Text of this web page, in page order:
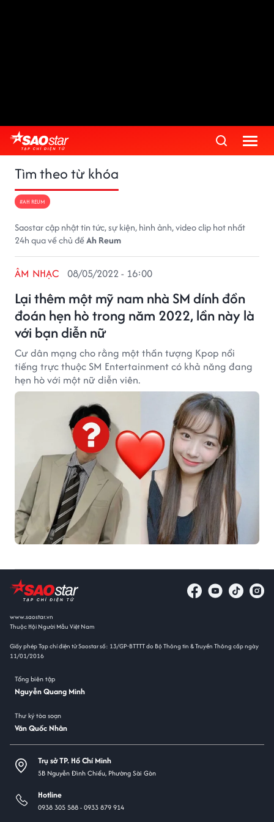
Tìm theo từ khóa
#AH REUM
Saostar cập nhật tin tức, sự kiện, hình ảnh, video clip hot nhất
24h qua về chủ đềAh Reum
Lại thêm một mỹ nam nhà SM dính đồn
đoán hẹn hò trong năm 2022, lần này là
với bạn diễn nữ
ÂM NHẠC 08/05/2022 - 16:00
Cư dân mạng cho rằng một thần tượng Kpop nổi
tiếng trực thuộc SM Entertainment có khả năng đang
hẹn hò với một nữ diễn viên.
www.saostar.vn
Thuộc Hội Người Mẫu Việt Nam
Giấy phép Tạp chí điện tử Saostar số: 13/GP-BTTTT do Bộ Thông tin & Truyền Thông cấp ngày
11/01/2016
Tổng biên tập
Nguyễn Quang Minh
Thư ký tòa soạn
Văn Quốc Nhân
Trụ sở TP. Hồ Chí Minh
5B Nguyễn Đình Chiểu, Phường Sài Gòn
Hotline
0938 305 588 -0933 879 914